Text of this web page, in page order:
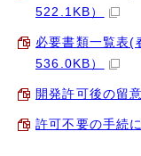
522.1KB）
必要書類一覧表(
536.0KB）
開発許可後の留
許可不要の手続